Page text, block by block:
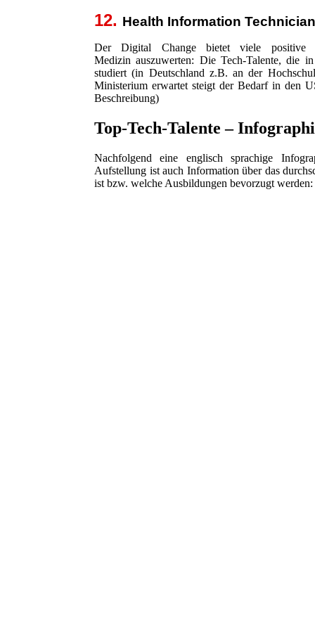
12. Health Information Technician
Der Digital Change bietet viele positive
Medizin auszuwerten: Die Tech-Talente, die
studiert (in Deutschland z.B. an der
Ministerium erwartet steigt der Bedarf in den
Beschreibung)
Top-Tech-Talente –
Nachfolgend eine englisch sprachige
Aufstellung ist auch Information über das
ist bzw. welche Ausbildungen bevorzugt werden: